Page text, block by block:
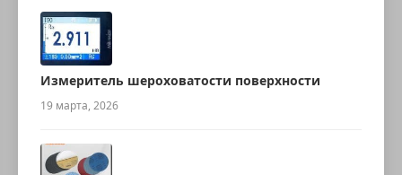
Измеритель шероховатости поверхности
19 марта, 2026